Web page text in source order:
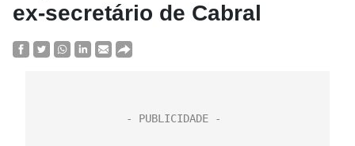
ex-secretário de Cabral